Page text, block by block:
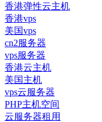
香港弹性云主机
香港vps
美国vps
cn2服务器
vps服务器
香港云主机
美国主机
vps云服务器
PHP主机空间
云服务器租用